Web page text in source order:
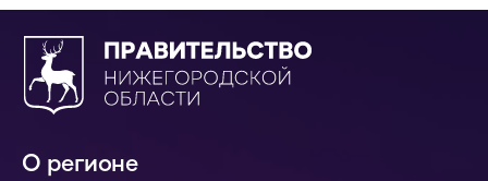
О регионе